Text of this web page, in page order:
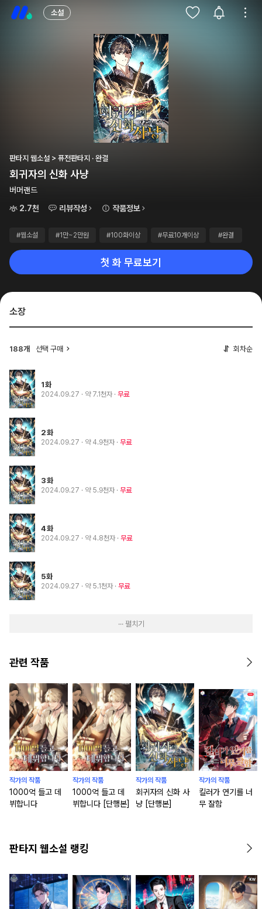
소설
판타지 웹소설 > 퓨전판타지 · 완결
회귀자의 신화 사냥
버머랜드
2.7천
리뷰작성 작품정보
#웹소설 #1만~2만원 #100화이상 #무료10개이상 #완결
첫 화 무료보기
소장
188개 선택 구매 회차순
1화
2024.09.27 · 약 7.1천자 무료
2화
2024.09.27 · 약 4.9천자 무료
3화
2024.09.27 · 약 5.9천자 무료
4화
2024.09.27 · 약 4.8천자 무료
5화
2024.09.27 · 약 5.1천자 무료
··· 펼치기
관련 작품
작가의 작품
1000억 들고 데
뷔합니다
작가의 작품
1000억 들고 데
뷔합니다 [단행본]
작가의 작품
회귀자의 신화 사
냥 [단행본]
작가의 작품
킬러가 연기를 너
무 잘함
판타지 웹소설 랭킹